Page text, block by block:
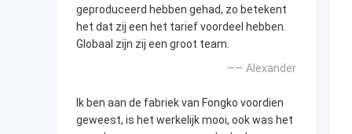
geproduceerd hebben gehad, zo betekent
het dat zij een het tarief voordeel hebben.
Globaal zijn zij een groot team.
—— Alexander
Ik ben aan de fabriek van Fongko voordien
geweest, is het werkelijk mooi, ook was het